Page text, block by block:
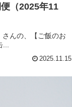
（2025年11
んの、【ご飯のお
2025.11.15